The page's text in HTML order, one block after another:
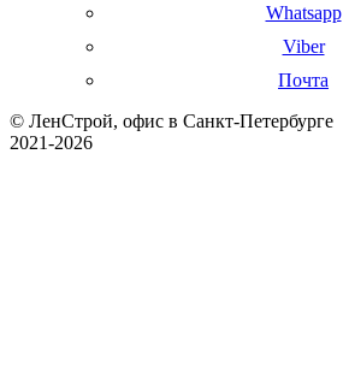
Whatsapp
Viber
Почта
© ЛенСтрой, офис в Санкт-Петербурге
2021-2026